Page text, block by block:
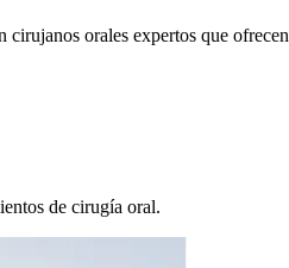
cirujanos orales expertos que ofrecen
de cirugía oral.